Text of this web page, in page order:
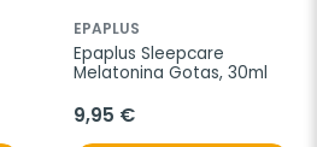
EPAPLUS
Epaplus Sleepcare
Melatonina Gotas, 30ml
9,95 €